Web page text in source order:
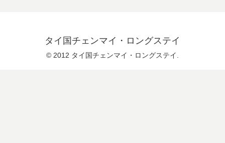
タイ国チェンマイ・ロングステイ
© 2012 タイ国チェンマイ・ロングステイ.